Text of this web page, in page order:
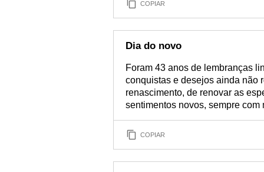
COPIAR
Dia do novo
Foram 43 anos de lembranças
conquistas e desejos ainda não
renascimento, de renovar as
sentimentos novos, sempre com
COPIAR